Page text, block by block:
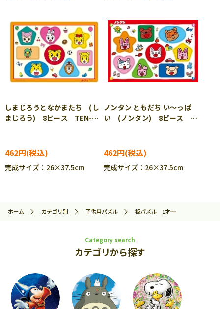
しまじろうとなかまたち (し
まじろう) 8ピース TEN-
462円
完成サイズ：26×37.5cm
ノンタン ともだち い～っぱ
い (ノンタン) 8ピース
462円
完成サイズ：26×37.5cm
ホーム カテゴリ別 子供用パズル 板パズル 1才～
Category search
カテゴリから探す